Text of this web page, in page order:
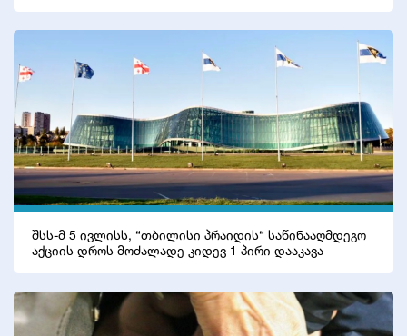
შსს-მ 5 ივლისს, “თბილისი პრაიდის“ საწინააღმდეგო
აქციის დროს მოძალადე კიდევ 1 პირი დააკავა